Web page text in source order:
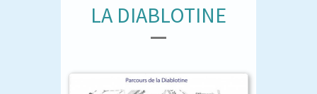
LA DIABLOTINE